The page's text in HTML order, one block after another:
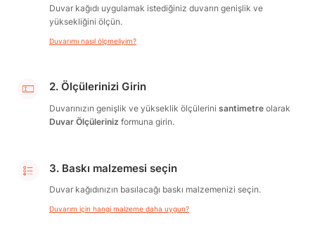
Duvar kağıdı uygulamak istediğiniz duvarın genişlik ve
yüksekliğini ölçün.
Duvarımı nasıl ölçmeliyim?
2. Ölçülerinizi Girin
Duvarınızın genişlik ve yükseklik ölçülerini santimetre olarak
Duvar Ölçüleriniz formuna girin.
3. Baskı malzemesi seçin
Duvar kağıdınızın basılacağı baskı malzemenizi seçin.
Duvarım için hangi malzeme daha uygun?